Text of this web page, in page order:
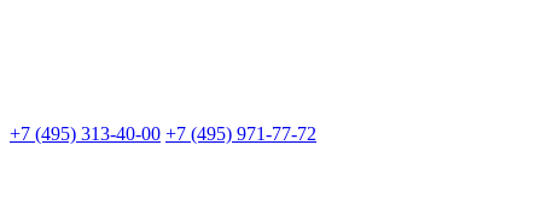
+7 (495) 313-40-00 +7 (495) 971-77-72